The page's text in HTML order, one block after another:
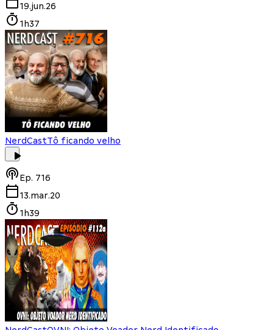
19.jun.26
1h37
NerdCastTô ficando velho
Ep. 716
13.mar.20
1h39